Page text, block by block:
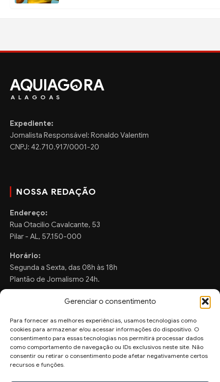
Gerenciar o consentimento
Para fornecer as melhores experiências, usamos tecnologias como
cookies para armazenar e/ou acessar informações do dispositivo. O
consentimento para essas tecnologias nos permitirá processar dados
como comportamento de navegação ou IDs exclusivos neste site. Não
consentir ou retirar o consentimento pode afetar negativamente certos
recursos e funções.
AQUIAG RA
ALAGOAS
Expediente:
Jornalista Responsável: Ronaldo Valentim
CNPJ: 42.710.917/0001-20
NOSSA REDAÇÃO
Endereço:
Rua Otacilio Cavalcante, 53
Pilar - AL, 57.150-000
Horário:
Segunda a Sexta, das 08h às 18h
Plantão de Jornalismo 24h.
FALE CONOSCO
Sugestões de Pauta:
ronaldo.valentim150@gmail.com